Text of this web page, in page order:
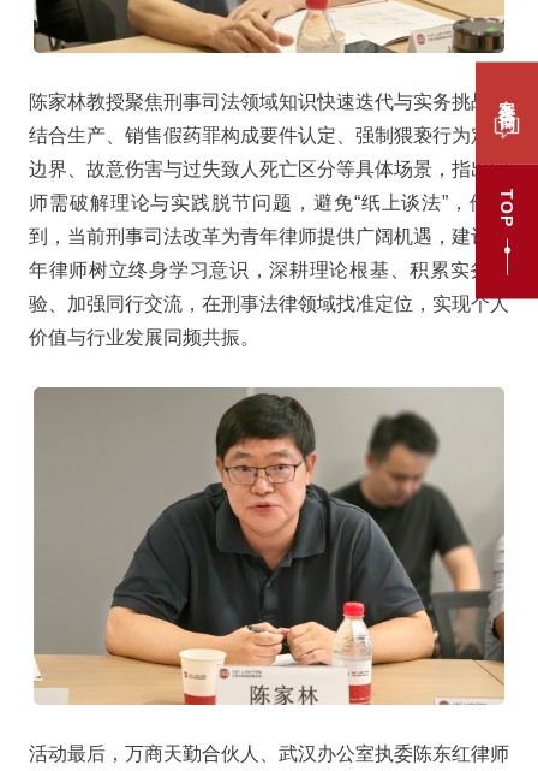
TOP
陈家林教授聚焦刑事司法领域知识快速迭代与实务挑战，
结合生产、销售假药罪构成要件认定、强制猥亵行为定性
边界、故意伤害与过失致人死亡区分等具体场景，指出律
师需破解理论与实践脱节问题，避免“纸上谈法”，他提
到，当前刑事司法改革为青年律师提供广阔机遇，建议青
年律师树立终身学习意识，深耕理论根基、积累实务经
验、加强同行交流，在刑事法律领域找准定位，实现个人
价值与行业发展同频共振。
活动最后，万商天勤合伙人、武汉办公室执委陈东红律师